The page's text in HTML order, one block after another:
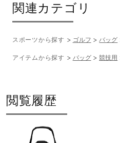
関連カテゴリ
スポーツから探す ゴルフ バッグ
アイテムから探す バッグ 競技用
閲覧履歴